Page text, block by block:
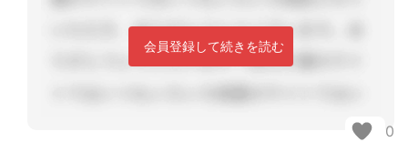
会員登録して続きを読む
0